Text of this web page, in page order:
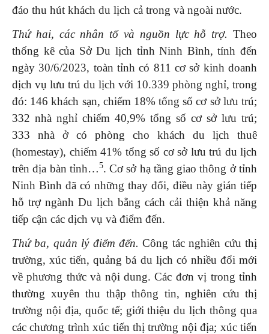
đáo thu hút khách du lịch cả trong và ngoài nước.
Thứ hai, các nhân tố và nguồn lực hỗ trợ. Theo
thống kê của Sở Du lịch tỉnh Ninh Bình, tính đến
ngày 30/6/2023, toàn tỉnh có 811 cơ sở kinh doanh
dịch vụ lưu trú du lịch với 10.339 phòng nghỉ, trong
đó: 146 khách sạn, chiếm 18% tổng số cơ sở lưu trú;
332 nhà nghỉ chiếm 40,9% tổng số cơ sở lưu trú;
333 nhà ở có phòng cho khách du lịch thuê
(homestay), chiếm 41% tổng số cơ sở lưu trú du lịch
trên địa bàn tỉnh…5. Cơ sở hạ tầng giao thông ở tỉnh
Ninh Bình đã có những thay đổi, điều này gián tiếp
hỗ trợ ngành Du lịch bằng cách cải thiện khả năng
tiếp cận các dịch vụ và điểm đến.
Thứ ba, quản lý điểm đến. Công tác nghiên cứu thị
trường, xúc tiến, quảng bá du lịch có nhiều đổi mới
về phương thức và nội dung. Các đơn vị trong tỉnh
thường xuyên thu thập thông tin, nghiên cứu thị
trường nội địa, quốc tế; giới thiệu du lịch thông qua
các chương trình xúc tiến thị trường nội địa; xúc tiến